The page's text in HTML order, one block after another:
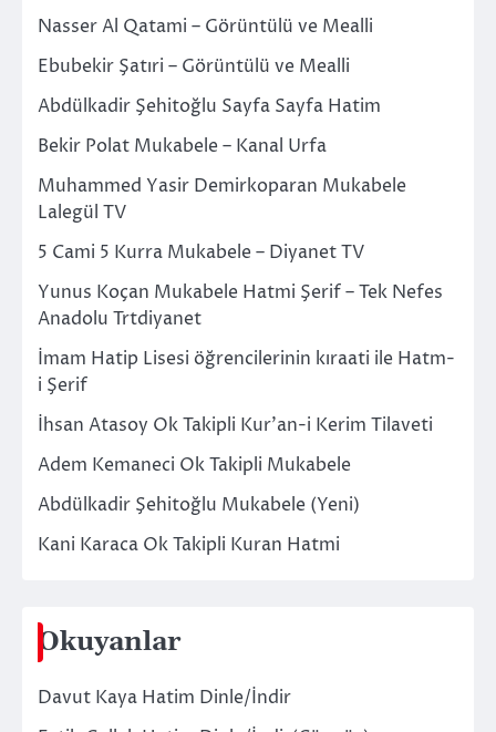
Nasser Al Qatami – Görüntülü ve Mealli
Ebubekir Şatıri – Görüntülü ve Mealli
Abdülkadir Şehitoğlu Sayfa Sayfa Hatim
Bekir Polat Mukabele – Kanal Urfa
Muhammed Yasir Demirkoparan Mukabele
Lalegül TV
5 Cami 5 Kurra Mukabele – Diyanet TV
Yunus Koçan Mukabele Hatmi Şerif – Tek Nefes
Anadolu Trtdiyanet
İmam Hatip Lisesi öğrencilerinin kıraati ile Hatm-
i Şerif
İhsan Atasoy Ok Takipli Kur’an-i Kerim Tilaveti
Adem Kemaneci Ok Takipli Mukabele
Abdülkadir Şehitoğlu Mukabele (Yeni)
Kani Karaca Ok Takipli Kuran Hatmi
Okuyanlar
Davut Kaya Hatim Dinle/İndir